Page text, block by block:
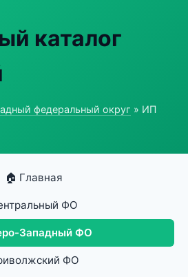
каталог
федеральный округ » ИП
🏠 Главная
ФО
Западный ФО
ФО